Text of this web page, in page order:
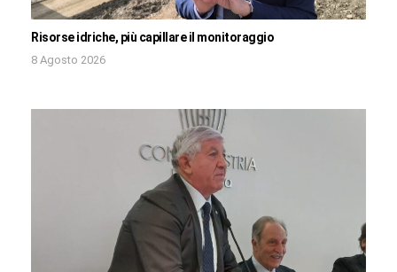
Risorse idriche, più capillare il monitoraggio
8 Agosto 2026